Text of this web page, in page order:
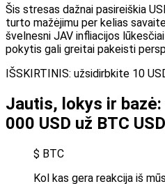
Šis stresas dažnai pasireiškia
turto mažėjimu per kelias
švelnesni JAV infliacijos
pokytis gali greitai pakeisti
IŠSKIRTINIS: užsidirbkite 10
Jautis, lokys ir
000 USD už BTC USD
$ BTC
Kol kas gera reakcija iš